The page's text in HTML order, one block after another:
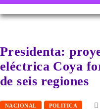
Presidenta:
eléctrica Coya
de seis regiones
NACIONAL POLITICA